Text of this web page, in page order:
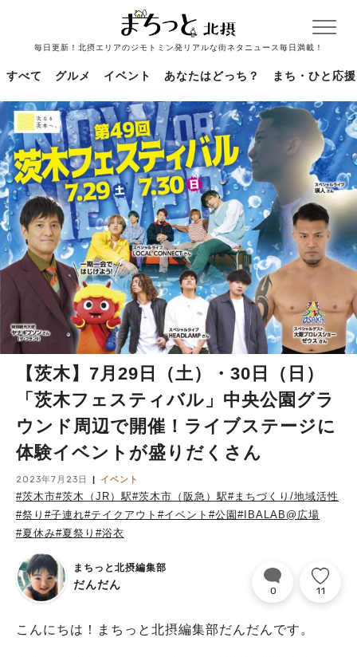
毎日更新！北摂エリアのジモトミン発リアルな街ネタニュース毎日満載！
すべて グルメ イベント あなたはどっち？ まち・ひと応援
【茨木】7月29日（土）・30日（日）
「茨木フェスティバル」中央公園グラ
ウンド周辺で開催！ライブステージに
体験イベントが盛りだくさん
2023年7月23日 イベント
#茨木市#茨木（JR）駅#茨木市（阪急）駅#まちづくり/地域活性
#祭り #子連れ#テイクアウト #イベント #公園#IBALAB@広場
#夏休み#夏祭り #浴衣
まちっと北摂編集部
だんだん 0 11
こんにちは！まちっと北摂編集部だんだんです。